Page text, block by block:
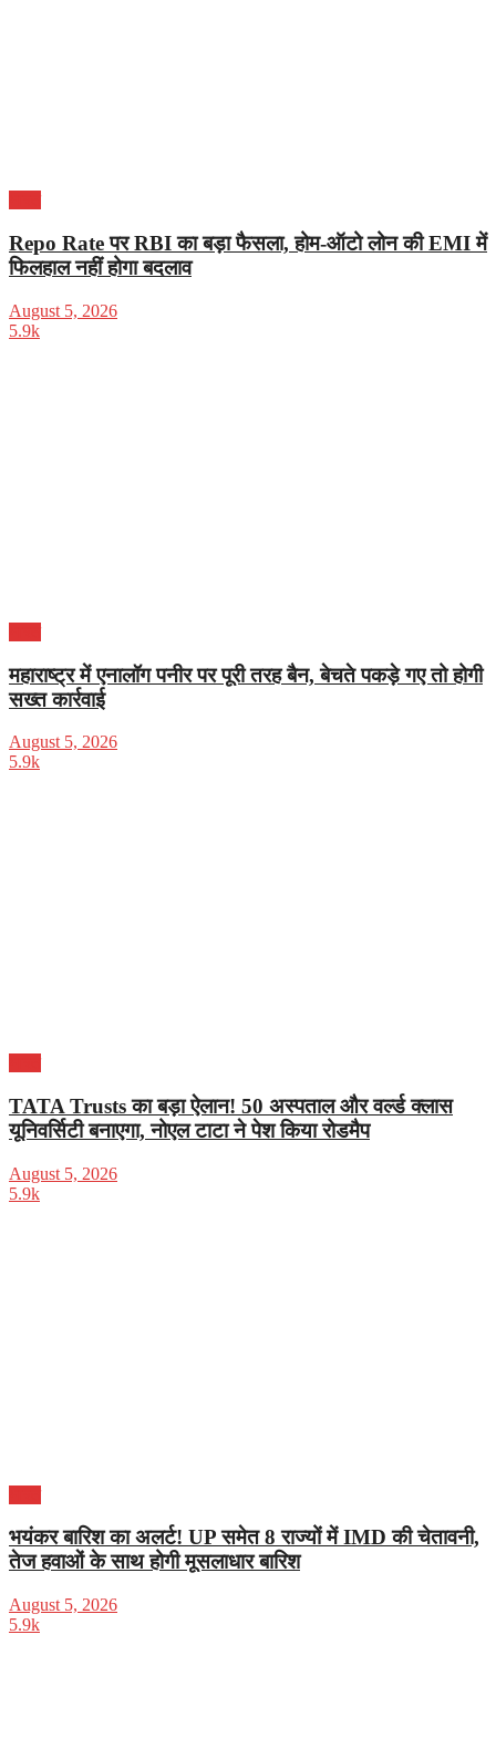
Repo Rate पर RBI का बड़ा फैसला, होम-ऑटो लोन की EMI में
फिलहाल नहीं होगा बदलाव
August 5, 2026
5.9k
महाराष्ट्र में एनालॉग पनीर पर पूरी तरह बैन, बेचते पकड़े गए तो होगी
सख्त कार्रवाई
August 5, 2026
5.9k
TATA Trusts का बड़ा ऐलान! 50 अस्पताल और वर्ल्ड क्लास
यूनिवर्सिटी बनाएगा, नोएल टाटा ने पेश किया रोडमैप
August 5, 2026
5.9k
भयंकर बारिश का अलर्ट! UP समेत 8 राज्यों में IMD की चेतावनी,
तेज हवाओं के साथ होगी मूसलाधार बारिश
August 5, 2026
5.9k